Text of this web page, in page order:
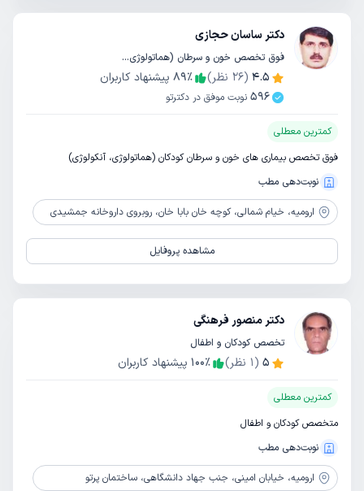
دکتر ساسان حجازی
فوق تخصص خون و سرطان (هماتولوژی آنکولوژی) کودکان / تخصص کودکان و اطفال
4.5
(
26 نظر) 89٪
پیشنهاد کاربران
596 نوبت موفق در دکترتو
کمترین معطلی
فوق تخصص بیماری های خون و سرطان کودکان (هماتولوژی، آنکولوژی)
نوبت‌دهی مطب
ارومیه، خیام شمالی، کوچه خان بابا خان، روبروی داروخانه جمشیدی
مشاهده پروفایل
دکتر منصور فرهنگی
تخصص کودکان و اطفال
5
(
1 نظر) 100٪ پیشنهاد کاربران
کمترین معطلی
متخصص کودکان و اطفال
نوبت‌دهی مطب
ارومیه، خیابان امینی، جنب جهاد دانشگاهی، ساختمان پرتو